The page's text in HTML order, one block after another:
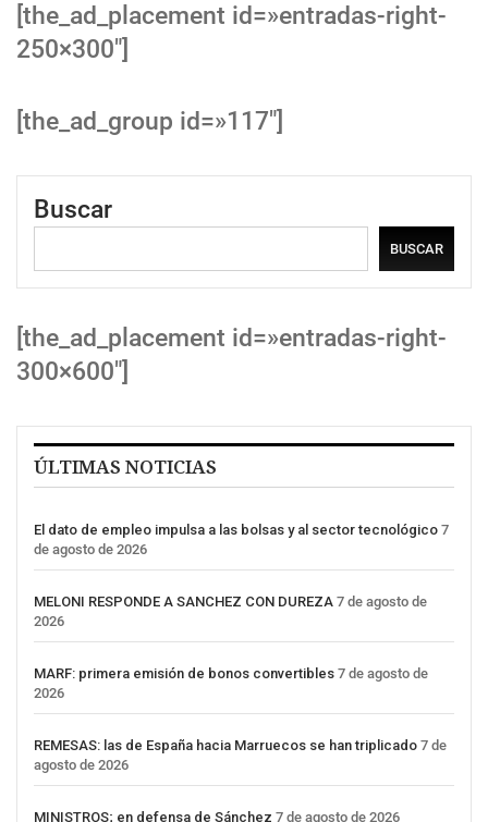
[the_ad_placement id=»entradas-right-
250×300″]
[the_ad_group id=»117″]
Buscar
BUSCAR
[the_ad_placement id=»entradas-right-
300×600″]
ÚLTIMAS NOTICIAS
El dato de empleo impulsa a las bolsas y al sector tecnológico 7
de agosto de 2026
MELONI RESPONDE A SANCHEZ CON DUREZA 7 de agosto de
2026
MARF: primera emisión de bonos convertibles 7 de agosto de
2026
REMESAS: las de España hacia Marruecos se han triplicado 7 de
agosto de 2026
MINISTROS; en defensa de Sánchez 7 de agosto de 2026